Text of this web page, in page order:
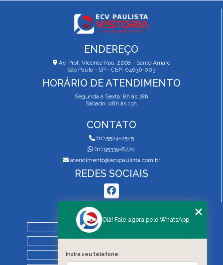
ENDEREÇO
Av. Prof. Vicente Rao, 2268 - Santo Amaro
São Paulo - SP - CEP: 04636-003
HORÁRIO DE ATENDIMENTO
Segunda a Sexta: 8h às 18h
Sábado: 08h às 13h
CONTATO
(11) 5524-2525
(11) 95339-8770
atendimento@ecvpaulista.com.br
REDES SOCIAIS
MENU
QUEM SOMOS
SERVIÇOS
Olá! Fale agora pelo WhatsApp
Insira seu telefone